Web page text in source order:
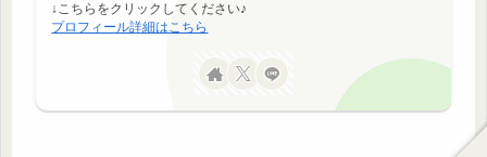
↓こちらをクリックしてください♪
プロフィール詳細はこちら